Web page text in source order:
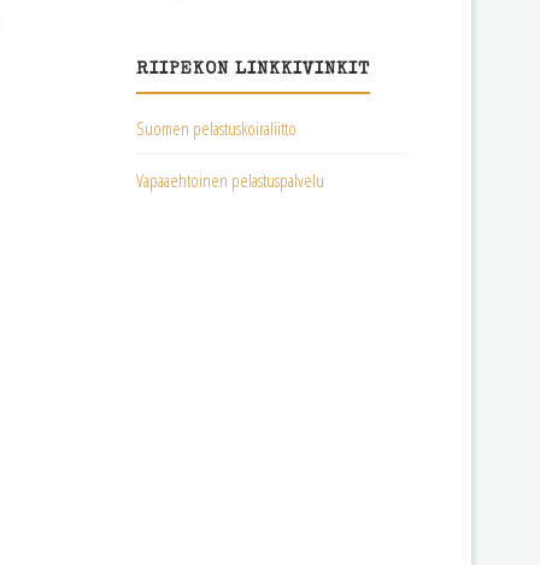
RIIPEKON LINKKIVINKIT
Suomen pelastuskoiraliitto
Vapaaehtoinen pelastuspalvelu